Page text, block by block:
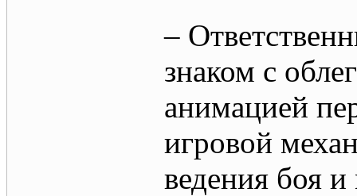
–
знаком с
анимацией
игровой
ведения боя